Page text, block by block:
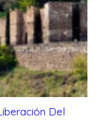
Del